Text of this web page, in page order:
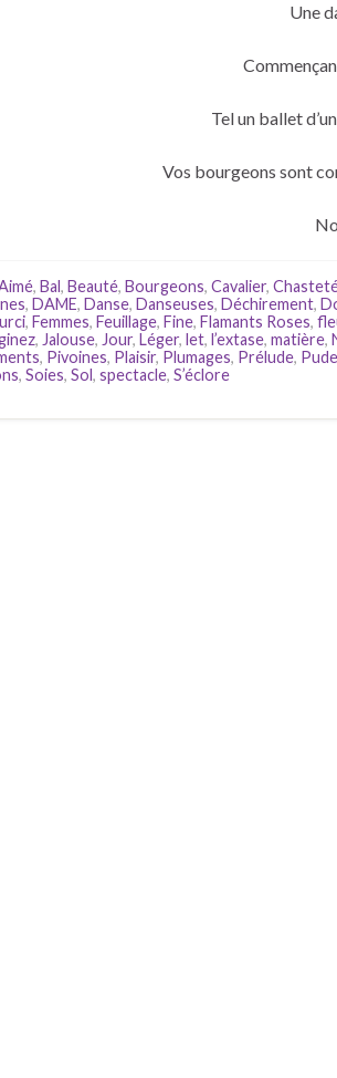
Une
Tel un ballet
Vos bourgeons sont
, Bal, Beauté, Bourgeons, Cavalier,
, DAME, Danse, Danseuses, Déchirement,
, Femmes, Feuillage, Fine, Flamants Roses,
, Jalouse, Jour, Léger, let, l’extase, matière,
, Pivoines, Plaisir, Plumages, Prélude,
, Soies, Sol, spectacle, S’éclore